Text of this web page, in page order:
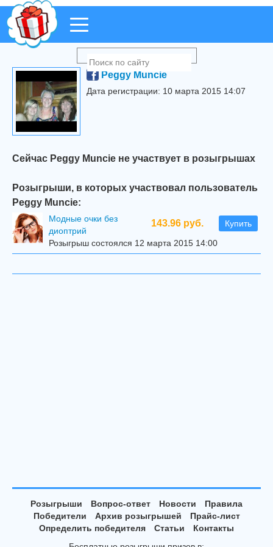
Peggy Muncie
Дата регистрации: 10 марта 2015 14:07
Сейчас Peggy Muncie не участвует в розыгрышах
Розыгрыши, в которых участвовал пользователь
Peggy Muncie:
143.96 руб. Купить
Модные очки без
диоптрий
Розыгрыш состоялся 12 марта 2015 14:00
Розыгрыши Вопрос-ответ Новости
Правила
Победители
Архив розыгрышей
Прайс-лист
Определить победителя
Статьи
Контакты